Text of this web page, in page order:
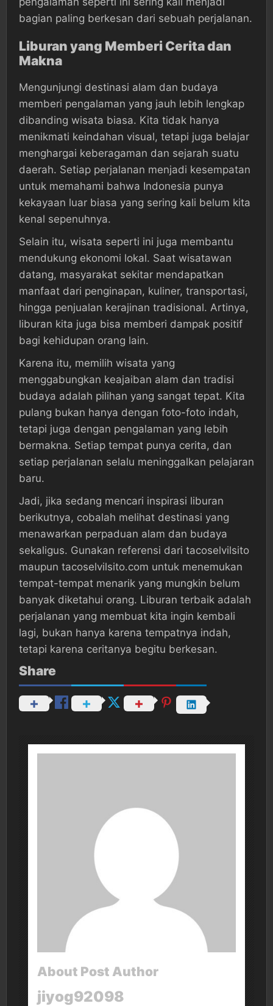
bagian paling berkesan dari sebuah perjalanan.
Liburan yang Memberi Cerita dan
Makna
Mengunjungi destinasi alam dan budaya
memberi pengalaman yang jauh lebih lengkap
dibanding wisata biasa. Kita tidak hanya
menikmati keindahan visual, tetapi juga belajar
menghargai keberagaman dan sejarah suatu
daerah. Setiap perjalanan menjadi kesempatan
untuk memahami bahwa Indonesia punya
kekayaan luar biasa yang sering kali belum kita
kenal sepenuhnya.
Selain itu, wisata seperti ini juga membantu
mendukung ekonomi lokal. Saat wisatawan
datang, masyarakat sekitar mendapatkan
manfaat dari penginapan, kuliner, transportasi,
hingga penjualan kerajinan tradisional. Artinya,
liburan kita juga bisa memberi dampak positif
bagi kehidupan orang lain.
Karena itu, memilih wisata yang
menggabungkan keajaiban alam dan tradisi
budaya adalah pilihan yang sangat tepat. Kita
pulang bukan hanya dengan foto-foto indah,
tetapi juga dengan pengalaman yang lebih
bermakna. Setiap tempat punya cerita, dan
setiap perjalanan selalu meninggalkan pelajaran
baru.
Jadi, jika sedang mencari inspirasi liburan
berikutnya, cobalah melihat destinasi yang
menawarkan perpaduan alam dan budaya
sekaligus. Gunakan referensi dari tacoselvilsito
maupun tacoselvilsito.com untuk menemukan
tempat-tempat menarik yang mungkin belum
banyak diketahui orang. Liburan terbaik adalah
perjalanan yang membuat kita ingin kembali
lagi, bukan hanya karena tempatnya indah,
tetapi karena ceritanya begitu berkesan.
Share
About Post Author
jiyog92098